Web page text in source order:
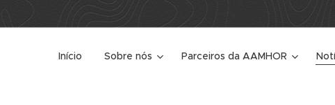
Início Sobre nós Parceiros da AAMHOR